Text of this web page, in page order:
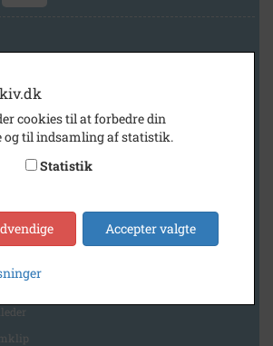
for Hvorslev Kommune
cookies til at forbedre din
og til indsamling af statistik.
Statistik
Accepter valgte